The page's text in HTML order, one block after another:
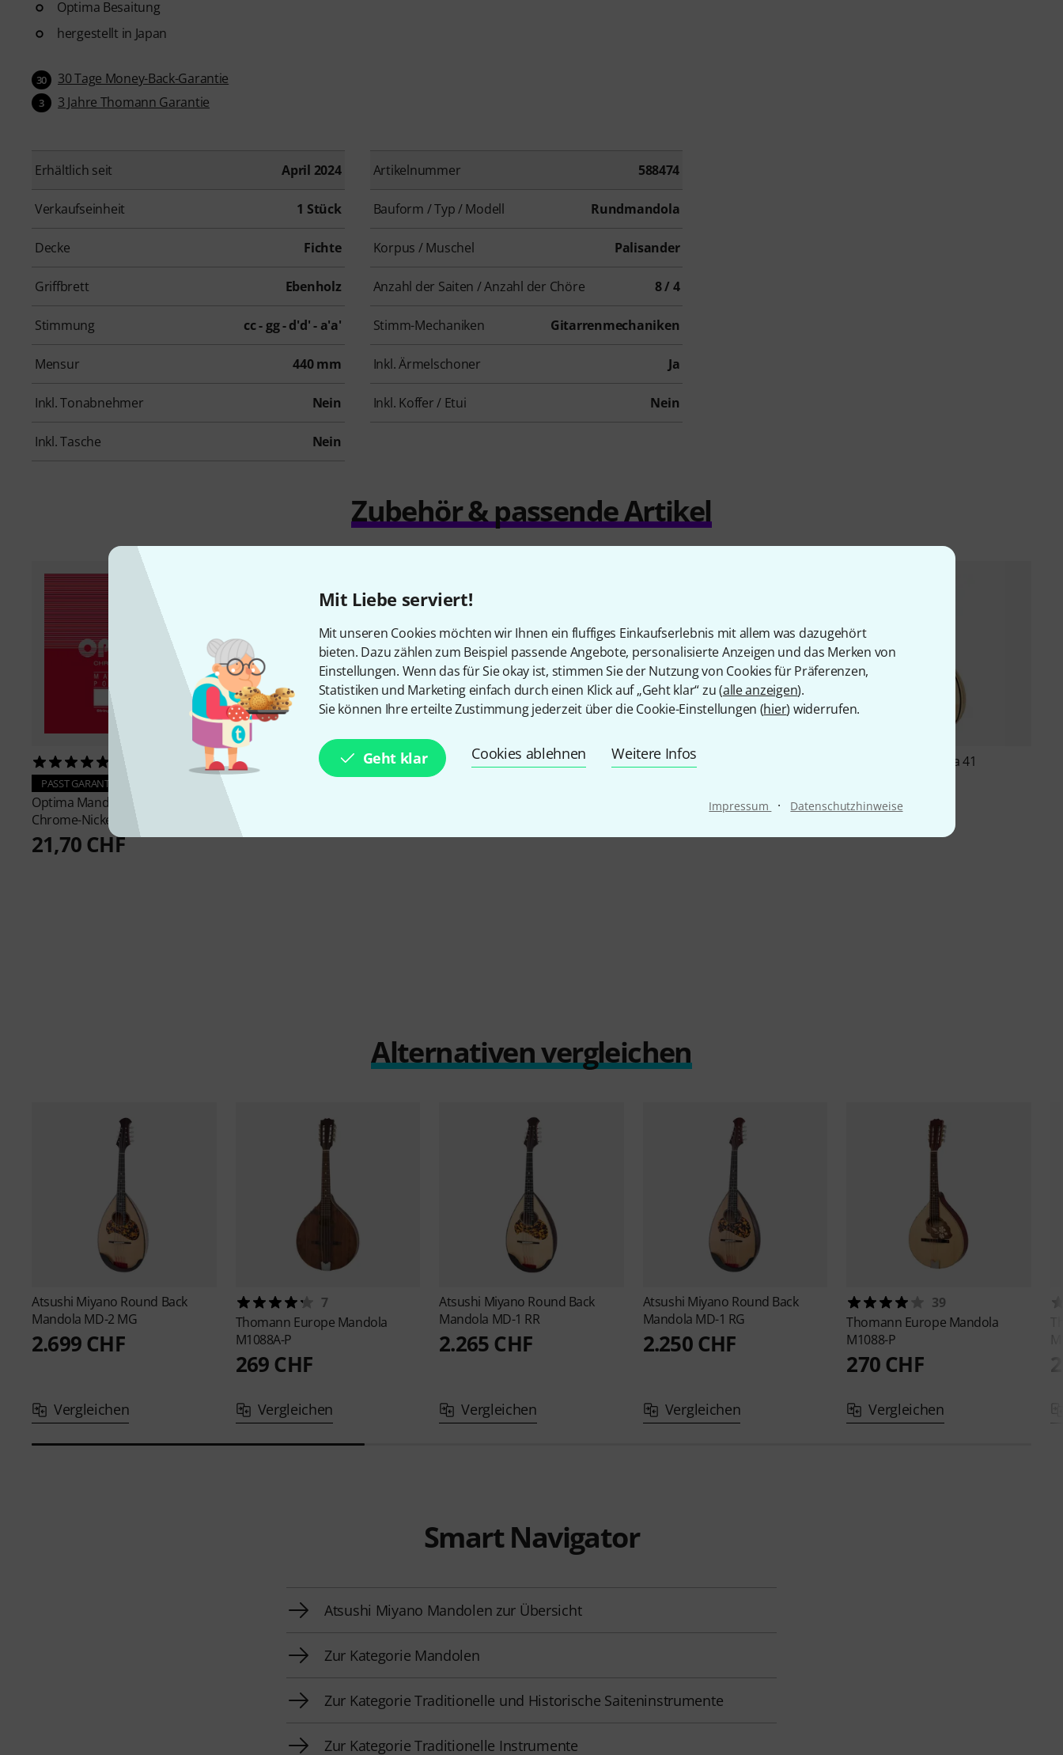
Mit Liebe serviert!
Mit unseren Cookies möchten wir Ihnen ein fluffiges Einkaufserlebnis mit allem was dazugehört
bieten. Dazu zählen zum Beispiel passende Angebote, personalisierte Anzeigen und das Merken von
Einstellungen. Wenn das für Sie okay ist, stimmen Sie der Nutzung von Cookies für Präferenzen,
Statistiken und Marketing einfach durch einen Klick auf „Geht klar“ zu (alle anzeigen).
Sie können Ihre erteilte Zustimmung jederzeit über die Cookie-Einstellungen (hier) widerrufen.
Geht klar Cookies ablehnen Weitere Infos
Impressum · Datenschutzhinweise
Optima Besaitung
hergestellt in Japan
30 30 Tage Money-Back-Garantie
3 3 Jahre Thomann Garantie
Erhältlich seit April 2024 Artikelnummer 588474
Verkaufseinheit 1 Stück Bauform / Typ / Modell Rundmandola
Decke Fichte Korpus / Muschel Palisander
Griffbrett Ebenholz Anzahl der Saiten / Anzahl der Chöre 8 / 4
Stimmung cc - gg - d'd' - a'a' Stimm-Mechaniken Gitarrenmechaniken
Mensur 440 mm Inkl. Ärmelschoner Ja
Inkl. Tonabnehmer Nein Inkl. Koffer / Etui Nein
Inkl. Tasche Nein
Zubehör & passende Artikel
PASST GARANTIERT
Optima Mandolin Strings
Chrome-Nickel
21,70 CHF
39
Europe Mandola
270 CHF
8
289 CHF
Mandola MaFa 41
Alternativen vergleichen
Atsushi Miyano Round Back
Mandola MD-2 MG
2.699 CHF
Vergleichen
7
Thomann Europe Mandola
M1088A-P
269 CHF
Vergleichen
Atsushi Miyano Round Back
Mandola MD-1 RR
2.265 CHF
Vergleichen
Atsushi Miyano Round Back
Mandola MD-1 RG
2.250 CHF
Vergleichen
39
Thomann Europe Mandola
M1088-P
270 CHF
Vergleichen
Smart Navigator
Atsushi Miyano Mandolen zur Übersicht
Zur Kategorie Mandolen
Zur Kategorie Traditionelle und Historische Saiteninstrumente
Zur Kategorie Traditionelle Instrumente